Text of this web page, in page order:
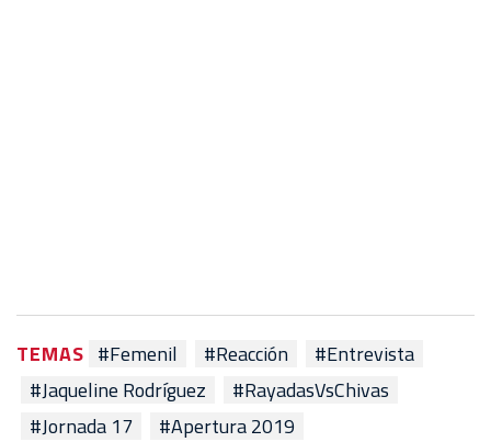
TEMAS #Femenil #Reacción
#Entrevista
#Jaqueline Rodríguez
#RayadasVsChivas
#Jornada 17
#Apertura 2019